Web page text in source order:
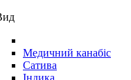
Медичний канабіс
Сатива
Індика